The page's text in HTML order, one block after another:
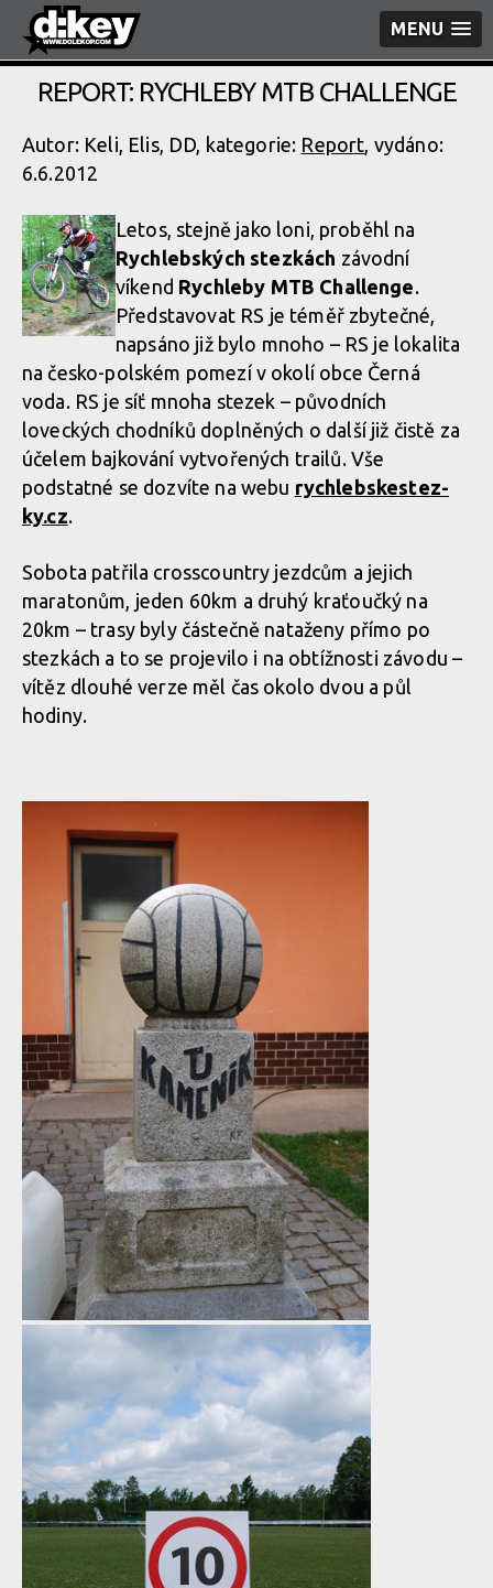
MENU
REPORT: RYCHLEBY MTB CHALLENGE
Autor: Keli, Elis, DD, kategorie: Report, vydáno:
6.6.2012
Letos, stejně jako loni, proběhl na
Rychlebských stezkách závodní
víkend Rychleby MTB Challenge.
Představovat RS je téměř zbytečné,
napsáno již bylo mnoho – RS je lokalita
na česko-polském pomezí v okolí obce Černá
voda. RS je síť mnoha stezek – původních
loveckých chodníků doplněných o další již čistě za
účelem bajkování vytvořených trailů. Vše
podstatné se dozvíte na webu rychlebskestez­
ky.cz.
Sobota patřila crosscountry jezdcům a jejich
maratonům, jeden 60km a druhý kraťoučký na
20km – trasy byly částečně nataženy přímo po
stezkách a to se projevilo i na obtížnosti závodu –
vítěz dlouhé verze měl čas okolo dvou a půl
hodiny.